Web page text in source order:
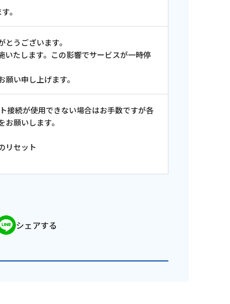
ス情報
。
うございます。
たします。この影響でサービスが一時停
い申し上げます。
接続が使用できない場合はお手数ですが各
願いします。
リセット
シェアする